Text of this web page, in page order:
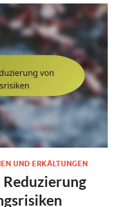
UND ERKÄLTUNGEN